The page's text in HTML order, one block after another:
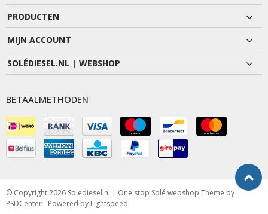
PRODUCTEN
MIJN ACCOUNT
SOLÉDIESEL.NL | WEBSHOP
BETAALMETHODEN
© Copyright 2026 Solediesel.nl | One stop Solé webshop Theme by
PSDCenter- Powered by Lightspeed